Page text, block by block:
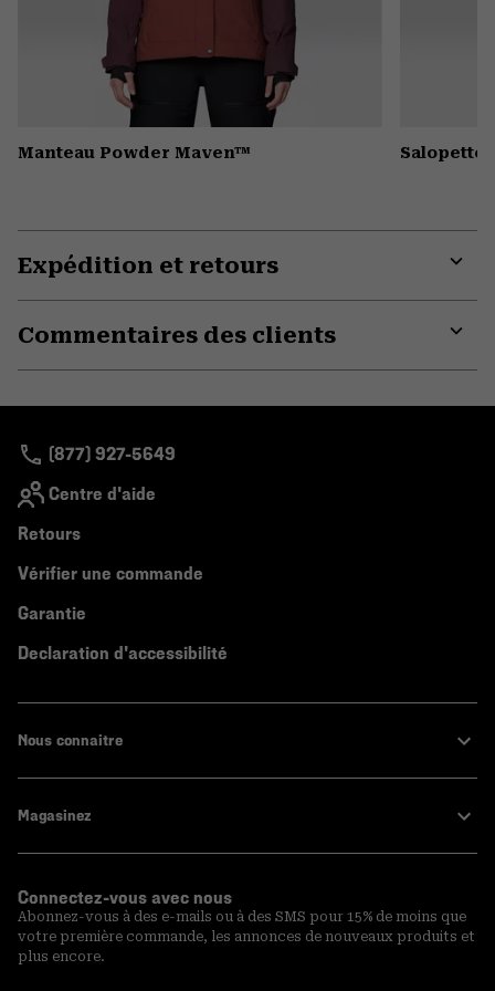
Manteau Powder Maven™ Salopette
Expédition et retours
Commentaires des clients
(877) 927-5649
Centre d'aide
Retours
Vérifier une commande
Garantie
Declaration d'accessibilité
Nous connaitre
Magasinez
Connectez-vous avec nous
Abonnez-vous à des e-mails ou à des SMS pour 15% de moins que
votre première commande, les annonces de nouveaux produits et
plus encore.